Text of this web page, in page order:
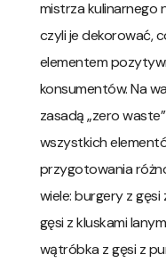
mistrza kulinarnego
czyli je dekorować,
elementem
konsumentów. Na
zasadą „zero
wszystkich
przygotowania
wiele: burgery z
gęsi z kluskami
wątróbka z gęsi z